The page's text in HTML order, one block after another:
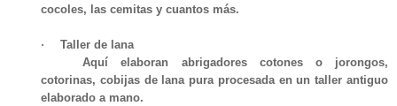
cocoles, las cemitas y cuantos más.
·
Taller de lana
Aquí elaboran abrigadores cotones o jorongos,
cotorinas, cobijas de lana pura procesada en un taller antiguo
elaborado a mano.